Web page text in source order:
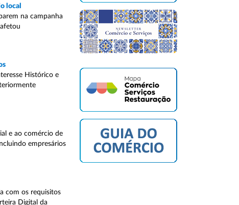
local
na campanha
Histórico e
e ao comércio de
empresários
com os requisitos
Digital da